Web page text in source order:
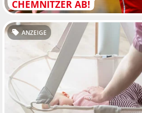
CHEMNITZER AB!
ANZEIGE